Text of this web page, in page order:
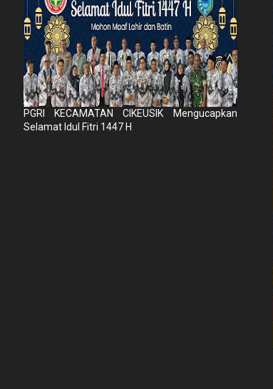
PGRI KECAMATAN CIKEUSIK Mengucapkan
Selamat Idul Fitri 1447 H